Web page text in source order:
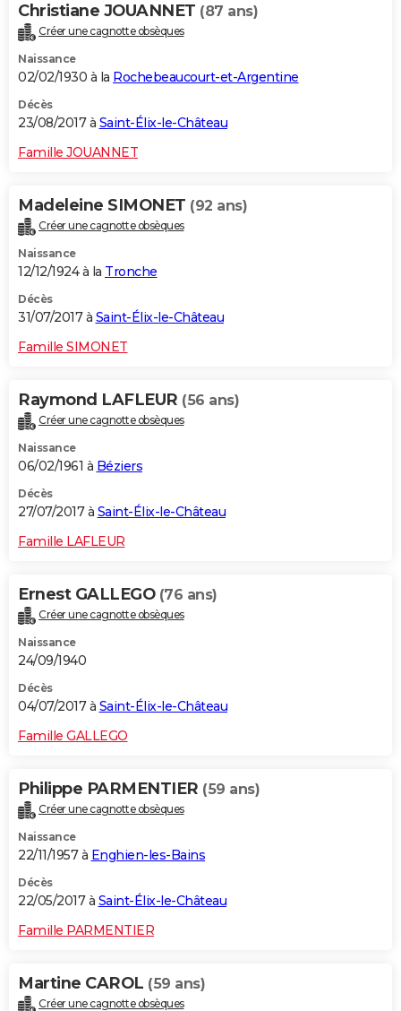
Christiane JOUANNET (87 ans)
Créer une cagnotte obsèques
Naissance
02/02/1930 à la Rochebeaucourt-et-Argentine
Décès
23/08/2017 à Saint-Élix-le-Château
Famille JOUANNET
Madeleine SIMONET (92 ans)
Créer une cagnotte obsèques
Naissance
12/12/1924 à la Tronche
Décès
31/07/2017 à Saint-Élix-le-Château
Famille SIMONET
Raymond LAFLEUR (56 ans)
Créer une cagnotte obsèques
Naissance
06/02/1961 à Béziers
Décès
27/07/2017 à Saint-Élix-le-Château
Famille LAFLEUR
Ernest GALLEGO (76 ans)
Créer une cagnotte obsèques
Naissance
24/09/1940
Décès
04/07/2017 à Saint-Élix-le-Château
Famille GALLEGO
Philippe PARMENTIER (59 ans)
Créer une cagnotte obsèques
Naissance
22/11/1957 à Enghien-les-Bains
Décès
22/05/2017 à Saint-Élix-le-Château
Famille PARMENTIER
Martine CAROL (59 ans)
Créer une cagnotte obsèques